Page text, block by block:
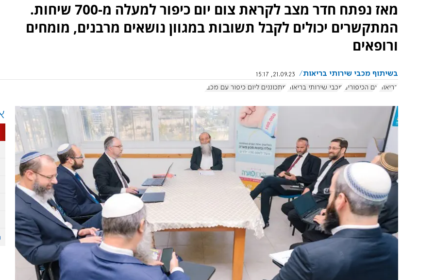
מאז נפתח חדר מצב לקראת צום יום כיפור למעלה מ-700 שיחות.
המתקשרים יכולים לקבל תשובות במגוון נושאים מרבנים, מומחים
ורופאים
בשיתוף מכבי שירותי בריאות
21.09.23, 15:17
בריאות
יום הכיפורים מכבי שירותי בריאות מתכוננים ליום כיפור עם מכבי